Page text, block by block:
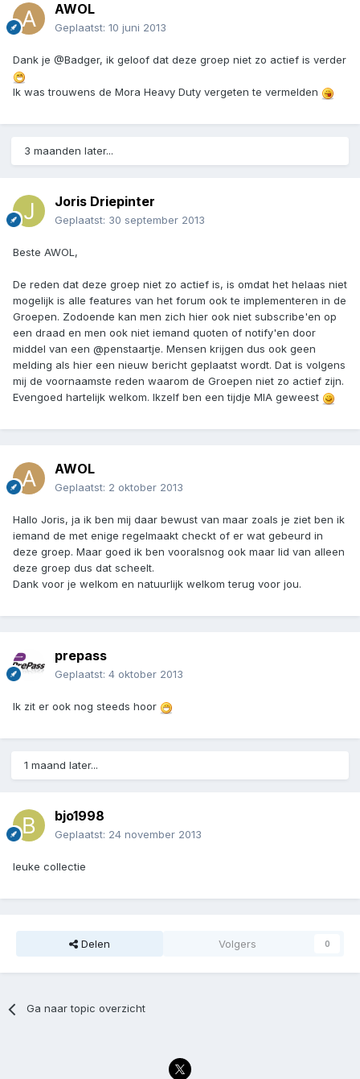
AWOL
Geplaatst: 10 juni 2013
Dank je @Badger, ik geloof dat deze groep niet zo actief is verder
Ik was trouwens de Mora Heavy Duty vergeten te vermelden
3 maanden later...
Joris Driepinter
Geplaatst: 30 september 2013
Beste AWOL,
De reden dat deze groep niet zo actief is, is omdat het helaas niet
mogelijk is alle features van het forum ook te implementeren in de
Groepen. Zodoende kan men zich hier ook niet subscribe'en op
een draad en men ook niet iemand quoten of notify'en door
middel van een @penstaartje. Mensen krijgen dus ook geen
melding als hier een nieuw bericht geplaatst wordt. Dat is volgens
mij de voornaamste reden waarom de Groepen niet zo actief zijn.
Evengoed hartelijk welkom. Ikzelf ben een tijdje MIA geweest
AWOL
Geplaatst: 2 oktober 2013
Hallo Joris, ja ik ben mij daar bewust van maar zoals je ziet ben ik
iemand de met enige regelmaakt checkt of er wat gebeurd in
deze groep. Maar goed ik ben vooralsnog ook maar lid van alleen
deze groep dus dat scheelt.
Dank voor je welkom en natuurlijk welkom terug voor jou.
prepass
Geplaatst: 4 oktober 2013
Ik zit er ook nog steeds hoor
1 maand later...
bjo1998
Geplaatst: 24 november 2013
leuke collectie
Delen Volgers 0
Ga naar topic overzicht